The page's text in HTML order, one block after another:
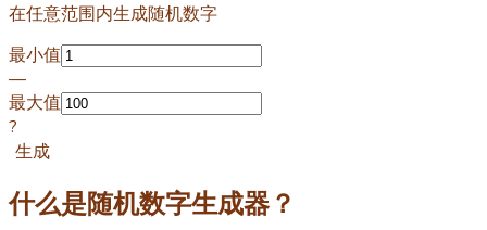
在任意范围内生成随机数字
最小值
—
最大值
?
生成
什么是随机数字生成器？